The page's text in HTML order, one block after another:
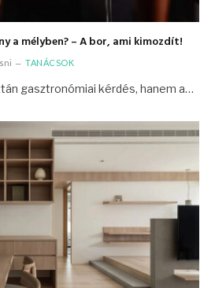
a mélyben? – A bor, ami kimozdít!
TANÁCSOK
gasztronómiai kérdés, hanem a…